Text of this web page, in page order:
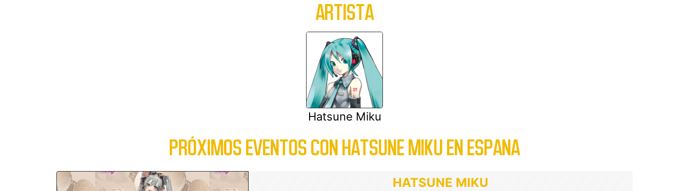
ARTISTA
Hatsune Miku
PRÓXIMOS EVENTOS CON HATSUNE MIKU EN ESPANA
HATSUNE MIKU